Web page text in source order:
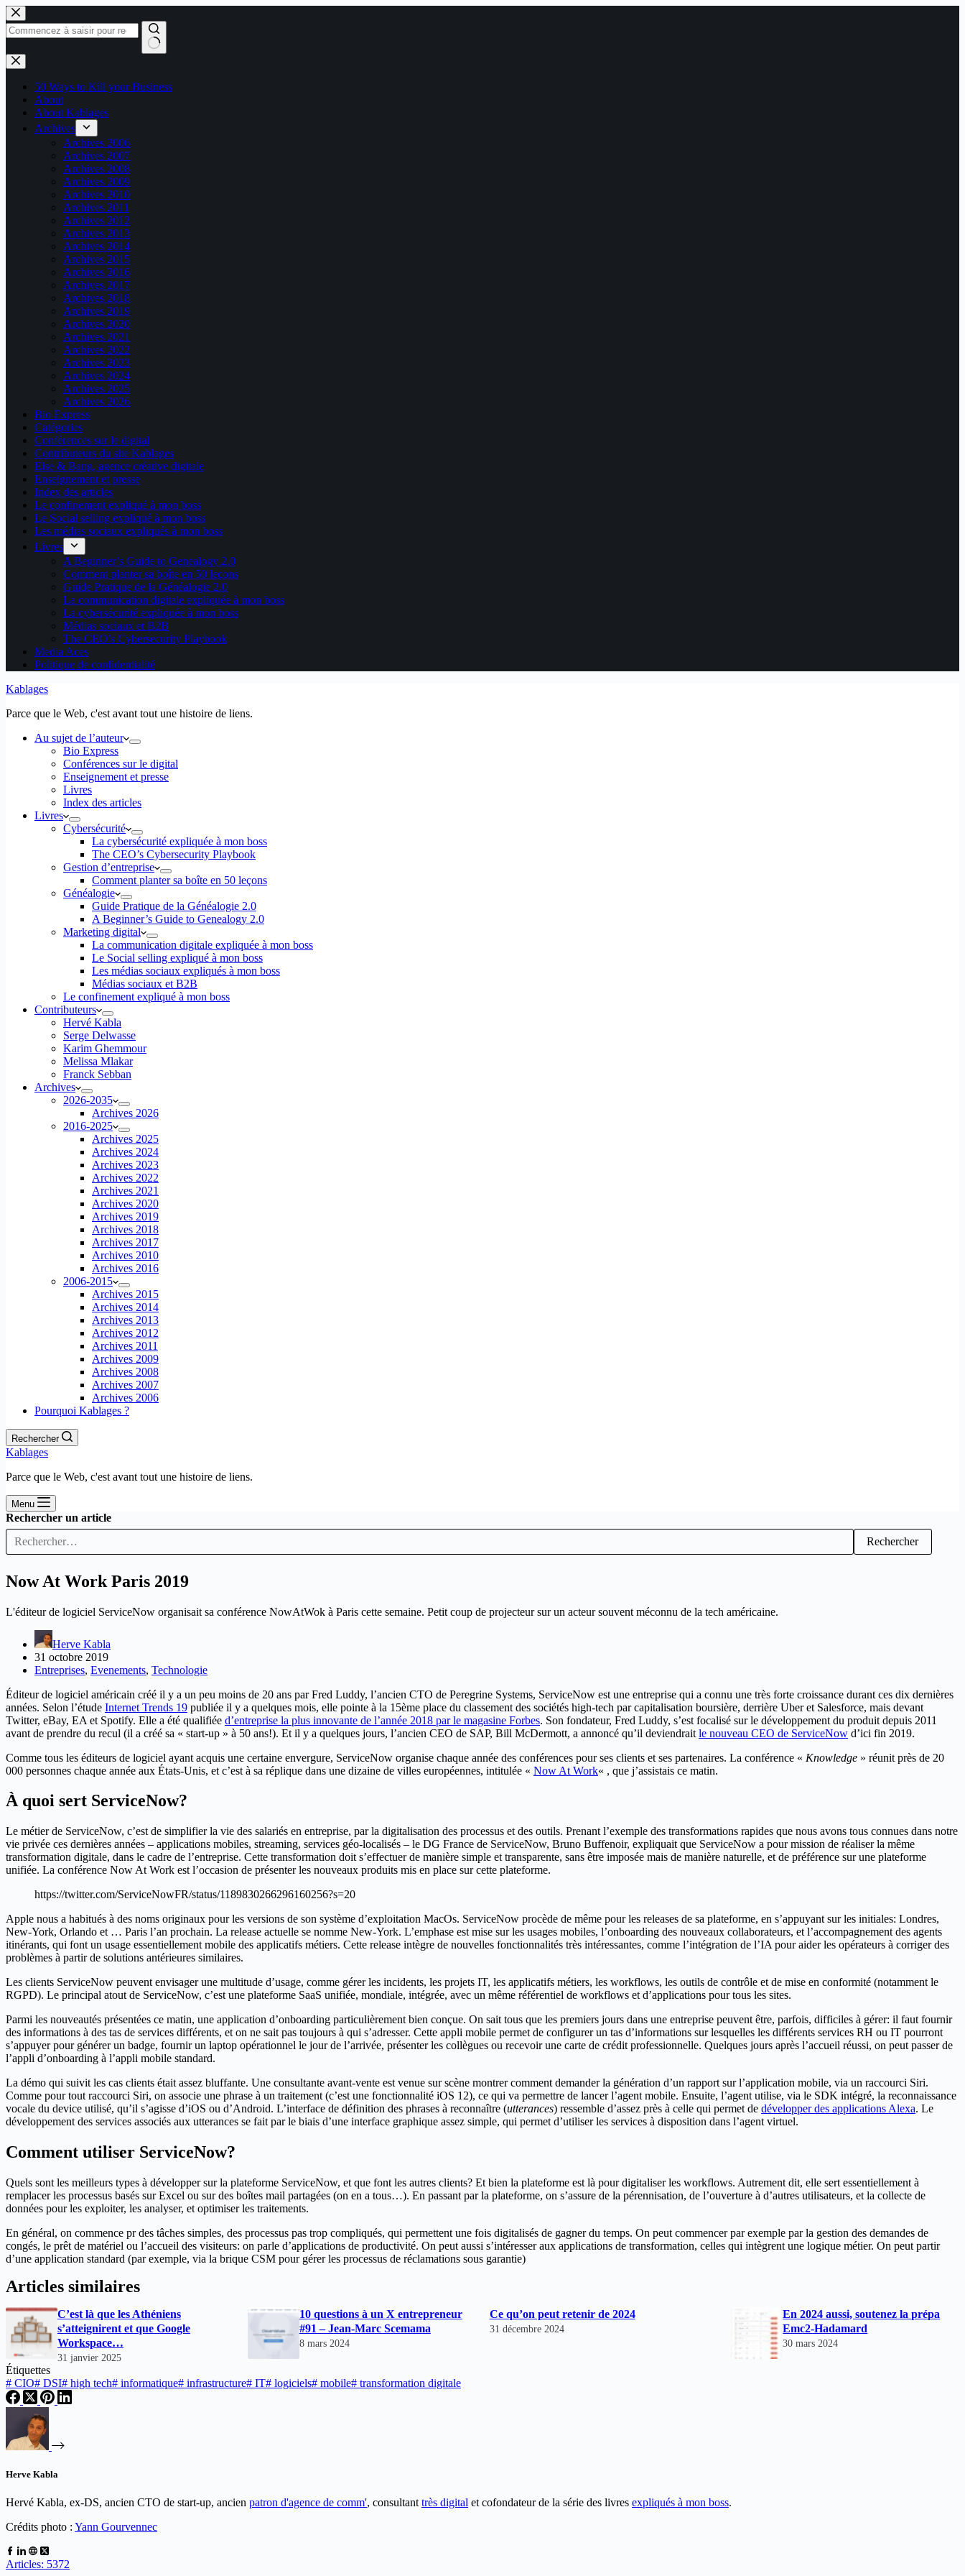
Passer
au
contenu
Aucun
résultat
50 Ways to Kill your Business
About
About Kablages
Archives
Archives 2006
Archives 2007
Archives 2008
Archives 2009
Archives 2010
Archives 2011
Archives 2012
Archives 2013
Archives 2014
Archives 2015
Archives 2016
Archives 2017
Archives 2018
Archives 2019
Archives 2020
Archives 2021
Archives 2022
Archives 2023
Archives 2024
Archives 2025
Archives 2026
Bio Express
Catégories
Conférences sur le digital
Contributeurs du site Kablages
Else & Bang, agence créative digitale
Enseignement et presse
Index des articles
Le confinement expliqué à mon boss
Le Social selling expliqué à mon boss
Les médias sociaux expliqués à mon boss
Livres
A Beginner’s Guide to Genealogy 2.0
Comment planter sa boîte en 50 leçons
Guide Pratique de la Généalogie 2.0
La communication digitale expliquée à mon boss
La cybersécurité expliquée à mon boss
Médias sociaux et B2B
The CEO’s Cybersecurity Playbook
Media Aces
Politique de confidentialité
Kablages
Parce que le Web, c'est avant tout une histoire de liens.
Au sujet de l’auteur
Bio Express
Conférences sur le digital
Enseignement et presse
Livres
Index des articles
Livres
Cybersécurité
La cybersécurité expliquée à mon boss
The CEO’s Cybersecurity Playbook
Gestion d’entreprise
Comment planter sa boîte en 50 leçons
Généalogie
Guide Pratique de la Généalogie 2.0
A Beginner’s Guide to Genealogy 2.0
Marketing digital
La communication digitale expliquée à mon boss
Le Social selling expliqué à mon boss
Les médias sociaux expliqués à mon boss
Médias sociaux et B2B
Le confinement expliqué à mon boss
Contributeurs
Hervé Kabla
Serge Delwasse
Karim Ghemmour
Melissa Mlakar
Franck Sebban
Archives
2026-2035
Archives 2026
2016-2025
Archives 2025
Archives 2024
Archives 2023
Archives 2022
Archives 2021
Archives 2020
Archives 2019
Archives 2018
Archives 2017
Archives 2010
Archives 2016
2006-2015
Archives 2015
Archives 2014
Archives 2013
Archives 2012
Archives 2011
Archives 2009
Archives 2008
Archives 2007
Archives 2006
Pourquoi Kablages ?
Rechercher
Kablages
Parce que le Web, c'est avant tout une histoire de liens.
Menu
Rechercher un article
Rechercher
Now At Work Paris 2019
L'éditeur de logiciel ServiceNow organisait sa conférence NowAtWok à Paris cette semaine. Petit coup de projecteur sur un acteur souvent méconnu de la tech américaine.
Herve Kabla
31 octobre 2019
Entreprises, Evenements, Technologie
Éditeur de logiciel américain créé il y a un peu moins de 20 ans par Fred Luddy, l’ancien CTO de Peregrine Systems, ServiceNow est une entreprise qui a connu une très forte croissance durant ces dix dernières
années. Selon l’étude Internet Trends 19 publiée il y a quelques mois, elle pointe à la 15ème place du classement des sociétés high-tech par capitalisation boursière, derrière Uber et Salesforce, mais devant
Twitter, eBay, EA et Spotify. Elle a été qualifiée d’entreprise la plus innovante de l’année 2018 par le magasine Forbes. Son fondateur, Fred Luddy, s’est focalisé sur le développement du produit depuis 2011
avant de prendre du recul (il a créé sa « start-up » à 50 ans!). Et il y a quelques jours, l’ancien CEO de SAP, Bill McDermott, a annoncé qu’il deviendrait le nouveau CEO de ServiceNow d’ici fin 2019.
Comme tous les éditeurs de logiciel ayant acquis une certaine envergure, ServiceNow organise chaque année des conférences pour ses clients et ses partenaires. La conférence « Knowledge » réunit près de 20
000 personnes chaque année aux États-Unis, et c’est à sa réplique dans une dizaine de villes européennes, intitulée « Now At Work« , que j’assistais ce matin.
À quoi sert ServiceNow?
Le métier de ServiceNow, c’est de simplifier la vie des salariés en entreprise, par la digitalisation des processus et des outils. Prenant l’exemple des transformations rapides que nous avons tous connues dans notre
vie privée ces dernières années – applications mobiles, streaming, services géo-localisés – le DG France de ServiceNow, Bruno Buffenoir, expliquait que ServiceNow a pour mission de réaliser la même
transformation digitale, dans le cadre de l’entreprise. Cette transformation doit s’effectuer de manière simple et transparente, sans être imposée mais de manière naturelle, et de préférence sur une plateforme
unifiée. La conférence Now At Work est l’occasion de présenter les nouveaux produits mis en place sur cette plateforme.
https://twitter.com/ServiceNowFR/status/1189830266296160256?s=20
Apple nous a habitués à des noms originaux pour les versions de son système d’exploitation MacOs. ServiceNow procède de même pour les releases de sa plateforme, en s’appuyant sur les initiales: Londres,
New-York, Orlando et … Paris l’an prochain. La release actuelle se nomme New-York. L’emphase est mise sur les usages mobiles, l’onboarding des nouveaux collaborateurs, et l’accompagnement des agents
itinérants, qui font un usage essentiellement mobile des applicatifs métiers. Cette release intègre de nouvelles fonctionnalités très intéressantes, comme l’intégration de l’IA pour aider les opérateurs à corriger des
problèmes à partir de solutions antérieures similaires.
Les clients ServiceNow peuvent envisager une multitude d’usage, comme gérer les incidents, les projets IT, les applicatifs métiers, les workflows, les outils de contrôle et de mise en conformité (notamment le
RGPD). Le principal atout de ServiceNow, c’est une plateforme SaaS unifiée, mondiale, intégrée, avec un même référentiel de workflows et d’applications pour tous les sites.
Parmi les nouveautés présentées ce matin, une application d’onboarding particulièrement bien conçue. On sait tous que les premiers jours dans une entreprise peuvent être, parfois, difficiles à gérer: il faut fournir
des informations à des tas de services différents, et on ne sait pas toujours à qui s’adresser. Cette appli mobile permet de configurer un tas d’informations sur lesquelles les différents services RH ou IT pourront
s’appuyer pour générer un badge, fournir un laptop opérationnel le jour de l’arrivée, présenter les collègues ou recevoir une carte de crédit professionnelle. Quelques jours après l’accueil réussi, on peut passer de
l’appli d’onboarding à l’appli mobile standard.
La démo qui suivit les cas clients était assez bluffante. Une consultante avant-vente est venue sur scène montrer comment demander la génération d’un rapport sur l’application mobile, via un raccourci Siri.
Comme pour tout raccourci Siri, on associe une phrase à un traitement (c’est une fonctionnalité iOS 12), ce qui va permettre de lancer l’agent mobile. Ensuite, l’agent utilise, via le SDK intégré, la reconnaissance
vocale du device utilisé, qu’il s’agisse d’iOS ou d’Android. L’interface de définition des phrases à reconnaître (utterances) ressemble d’assez près à celle qui permet de développer des applications Alexa. Le
développement des services associés aux utterances se fait par le biais d’une interface graphique assez simple, qui permet d’utiliser les services à disposition dans l’agent virtuel.
Comment utiliser ServiceNow?
Quels sont les meilleurs types à développer sur la plateforme ServiceNow, et que font les autres clients? Et bien la plateforme est là pour digitaliser les workflows. Autrement dit, elle sert essentiellement à
remplacer les processus basés sur Excel ou sur des boîtes mail partagées (on en a tous…). En passant par la plateforme, on s’assure de la pérennisation, de l’ouverture à d’autres utilisateurs, et la collecte de
données pour les exploiter, les analyser, et optimiser les traitements.
En général, on commence pr des tâches simples, des processus pas trop compliqués, qui permettent une fois digitalisés de gagner du temps. On peut commencer par exemple par la gestion des demandes de
congés, le prêt de matériel ou l’accueil des visiteurs: on parle d’applications de productivité. On peut aussi s’intéresser aux applications de transformation, celles qui intègrent une logique métier. On peut partir
d’une application standard (par exemple, via la brique CSM pour gérer les processus de réclamations sous garantie)
Articles similaires
C’est là que les Athéniens
s’atteignirent et que Google
Workspace…
31 janvier 2025
10 questions à un X entrepreneur
#91 – Jean-Marc Scemama
8 mars 2024
Ce qu’on peut retenir de 2024
31 décembre 2024
En 2024 aussi, soutenez la prépa
Emc2-Hadamard
30 mars 2024
Étiquettes
# CIO# DSI# high tech# informatique# infrastructure# IT# logiciels# mobile# transformation digitale
Herve Kabla
Hervé Kabla, ex-DS, ancien CTO de start-up, ancien patron d'agence de comm', consultant très digital et cofondateur de la série des livres expliqués à mon boss.
Crédits photo : Yann Gourvennec
Articles: 5372